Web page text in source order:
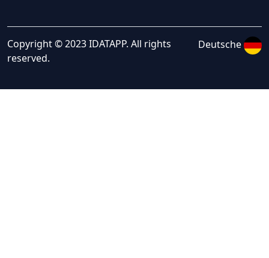
Copyright © 2023 IDATAPP. All rights
reserved.
Deutsche